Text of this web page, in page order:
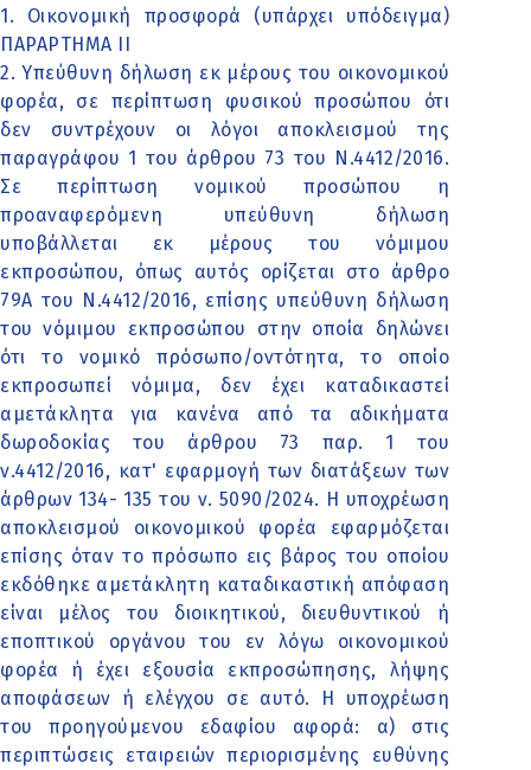
1. Οικονομική προσφορά (υπάρχει υπόδειγμα)
ΠΑΡΑΡΤΗΜΑ ΙΙ
2. Υπεύθυνη δήλωση εκ μέρους του οικονομικού
φορέα, σε περίπτωση φυσικού προσώπου ότι
δεν συντρέχουν οι λόγοι αποκλεισμού της
παραγράφου 1 του άρθρου 73 του Ν.4412/2016.
Σε περίπτωση νομικού προσώπου η
προαναφερόμενη υπεύθυνη δήλωση
υποβάλλεται εκ μέρους του νόμιμου
εκπροσώπου, όπως αυτός ορίζεται στο άρθρο
79Α του Ν.4412/2016, επίσης υπεύθυνη δήλωση
του νόμιμου εκπροσώπου στην οποία δηλώνει
ότι το νομικό πρόσωπο/οντότητα, το οποίο
εκπροσωπεί νόμιμα, δεν έχει καταδικαστεί
αμετάκλητα για κανένα από τα αδικήματα
δωροδοκίας του άρθρου 73 παρ. 1 του
ν.4412/2016, κατ' εφαρμογή των διατάξεων των
άρθρων 134- 135 του ν. 5090/2024. Η υποχρέωση
αποκλεισμού οικονομικού φορέα εφαρμόζεται
επίσης όταν το πρόσωπο εις βάρος του οποίου
εκδόθηκε αμετάκλητη καταδικαστική απόφαση
είναι μέλος του διοικητικού, διευθυντικού ή
εποπτικού οργάνου του εν λόγω οικονομικού
φορέα ή έχει εξουσία εκπροσώπησης, λήψης
αποφάσεων ή ελέγχου σε αυτό. Η υποχρέωση
του προηγούμενου εδαφίου αφορά: α) στις
περιπτώσεις εταιρειών περιορισμένης ευθύνης